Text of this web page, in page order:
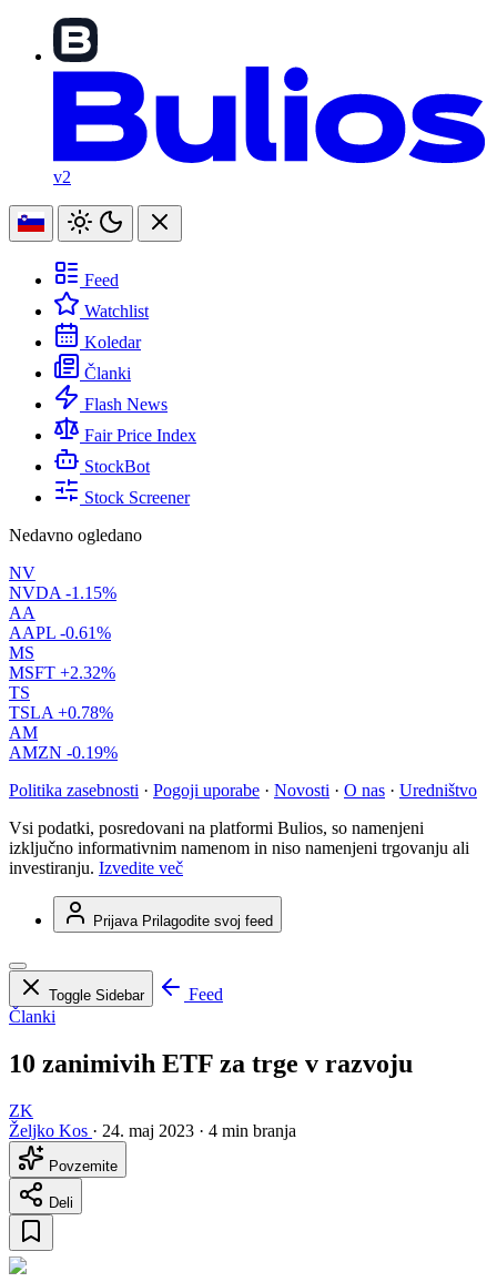
v2
Feed
Watchlist
Koledar
Članki
Flash News
Fair Price Index
StockBot
Stock Screener
Nedavno ogledano
NV
NVDA -1.15%
AA
AAPL -0.61%
MS
MSFT +2.32%
TS
TSLA +0.78%
AM
AMZN -0.19%
Politika zasebnosti · Pogoji uporabe · Novosti · O nas · Uredništvo
Vsi podatki, posredovani na platformi Bulios, so namenjeni
izključno informativnim namenom in niso namenjeni trgovanju ali
investiranju. Izvedite več
Prijava Prilagodite svoj feed
Toggle Sidebar
Feed
Članki
10 zanimivih ETF za trge v razvoju
ZK
Željko Kos · 24. maj 2023 · 4 min branja
Povzemite
Deli